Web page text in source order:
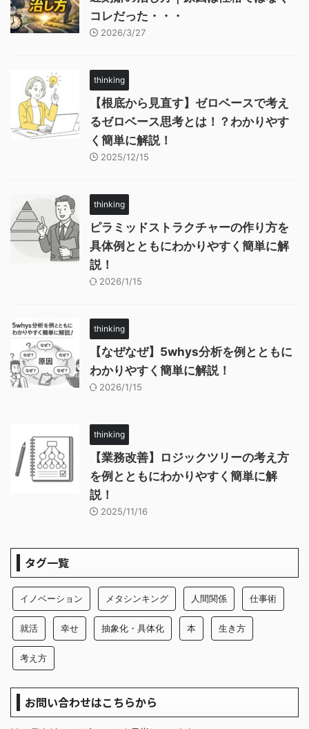
コレだった・・・
2026/3/27
thinking
【根底から見直す】ゼロベースで考え
るゼロベース思考とは！？わかりやす
く簡単に解説！
2025/12/15
thinking
ピラミッドストラクチャーの作り方を
具体例とともにわかりやすく簡単に解
説！
2026/1/15
thinking
【なぜなぜ】5whys分析を例とともに
わかりやすく簡単に解説！
2026/1/15
thinking
【業務改善】ロジックツリーの考え方
を例とともにわかりやすく簡単に解
説！
2025/11/16
タグ一覧
イノベーション メタシンキング 人間関係 仕事術
就活 幸せ 抽象化・具体化 本 生き方
考え方
お問い合わせはこちらから